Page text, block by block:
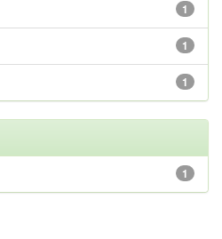
1
1
1
1